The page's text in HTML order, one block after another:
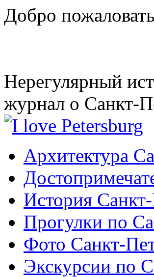
Добро
Нерегулярный
журнал о Санкт-
Архитектура
История
Прогулки по
Фото Санкт-
Экскурсии по